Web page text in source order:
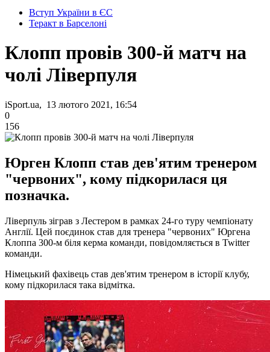
Вступ України в ЄС
Теракт в Барселоні
Клопп провів 300-й матч на
чолі Ліверпуля
iSport.ua, 13 лютого 2021, 16:54
0
156
Юрген Клопп став дев'ятим тренером
"червоних", кому підкорилася ця
позначка.
Ліверпуль зіграв з Лестером в рамках 24-го туру чемпіонату
Англії. Цей поєдинок став для тренера "червоних" Юргена
Клоппа 300-м біля керма команди, повідомляється в Twitter
команди.
Німецький фахівець став дев'ятим тренером в історії клубу,
кому підкорилася така відмітка.